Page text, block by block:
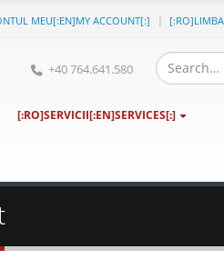
MEU[:EN]MY ACCOUNT[:]
+40 764.641.580
[:RO]SERVICII[:EN]SERVICES[:]